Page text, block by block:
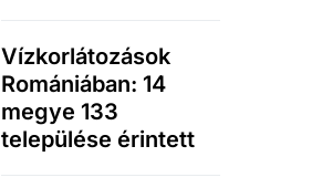
Vízkorlátozások
Romániában: 14
megye 133
települése érintett